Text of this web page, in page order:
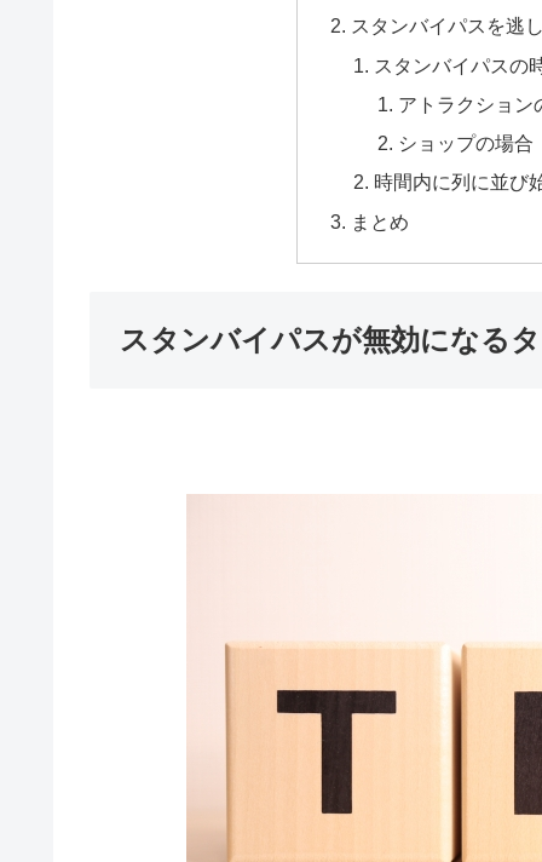
スタンバイパスを逃
スタンバイパスの
アトラクション
ショップの場合
時間内に列に並び
まとめ
スタンバイパスが無効になる